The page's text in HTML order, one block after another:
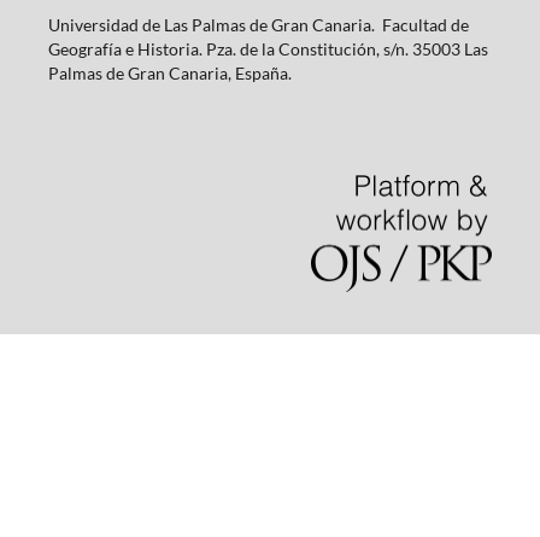
Universidad de Las Palmas de Gran Canaria. Facultad de
Geografía e Historia. Pza. de la Constitución, s/n. 35003 Las
Palmas de Gran Canaria, España.